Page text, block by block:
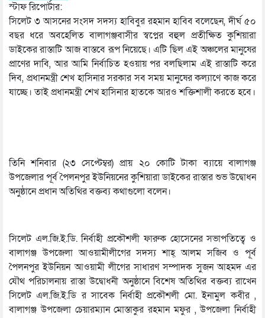
স্টাফ রিপোর্টার:
সিলেট ৩ আসনের সংসদ সদস্য হাবিবুর রহমান হাবিব বলেছেন, দীর্ঘ ৫০
বছর ধরে অবহেলিত বালাগঞ্জবাসীর স্বপ্নের বহুল প্রতীক্ষিত কুশিয়ারা
ডাইকের রাস্তাটি আজ বাস্তবে রূপ নিয়েছে। এটি ছিল এই অঞ্চলের মানুষের
প্রাণের দাবি, আর আমি নির্বাচিত হওয়ায় পর বলছিলাম এই রাস্তাটি করে
দিব, প্রধানমন্ত্রী শেখ হাসিনার সরকার সব সময় মানুষের কল্যাণে কাজ করে
যাচ্ছে। তাই প্রধানমন্ত্রী শেখ হাসিনার হাতকে আরও শক্তিশালী করতে হবে।
তিনি শনিবার (২৩ সেপ্টেম্বর) প্রায় ২০ কোটি টাকা ব্যায়ে বালাগঞ্জ
উপজেলার পূর্ব পৈলনপুর ইউনিয়নের কুশিয়ারা ডাইকের রাস্তার শুভ উদ্বোধন
অনুষ্ঠানে প্রধান অতিথির বক্তব্য কথাগুলো বলেন।
সিলেট এল.জি.ই.ডি. নির্বাহী প্রকৌশলী ফারুক হোসেনের সভাপতিত্বে ও
বালাগঞ্জ উপজেলা আওয়ামীলীগের সদস্য শাহ্ আলম সজিব ও পূর্ব
পৈলনপুর ইউনিয়ন আওয়ামী লীগের সাধারণ সম্পাদক সুজন আহমদ এর
যৌথ পরিচালনায় রাস্তা উদ্বোধনী অনুষ্ঠানে বিশেষ অতিথির বক্তব্য রাখেন
সিলেট এল.জি.ই.ডি র সাবেক নির্বাহী প্রকৌশলী মো. ইনামুল কবীর ,
বালাগঞ্জ উপজেলা চেয়ারম্যান মোস্তাকুর রহমান মফুর , উপজেলা নির্বাহী